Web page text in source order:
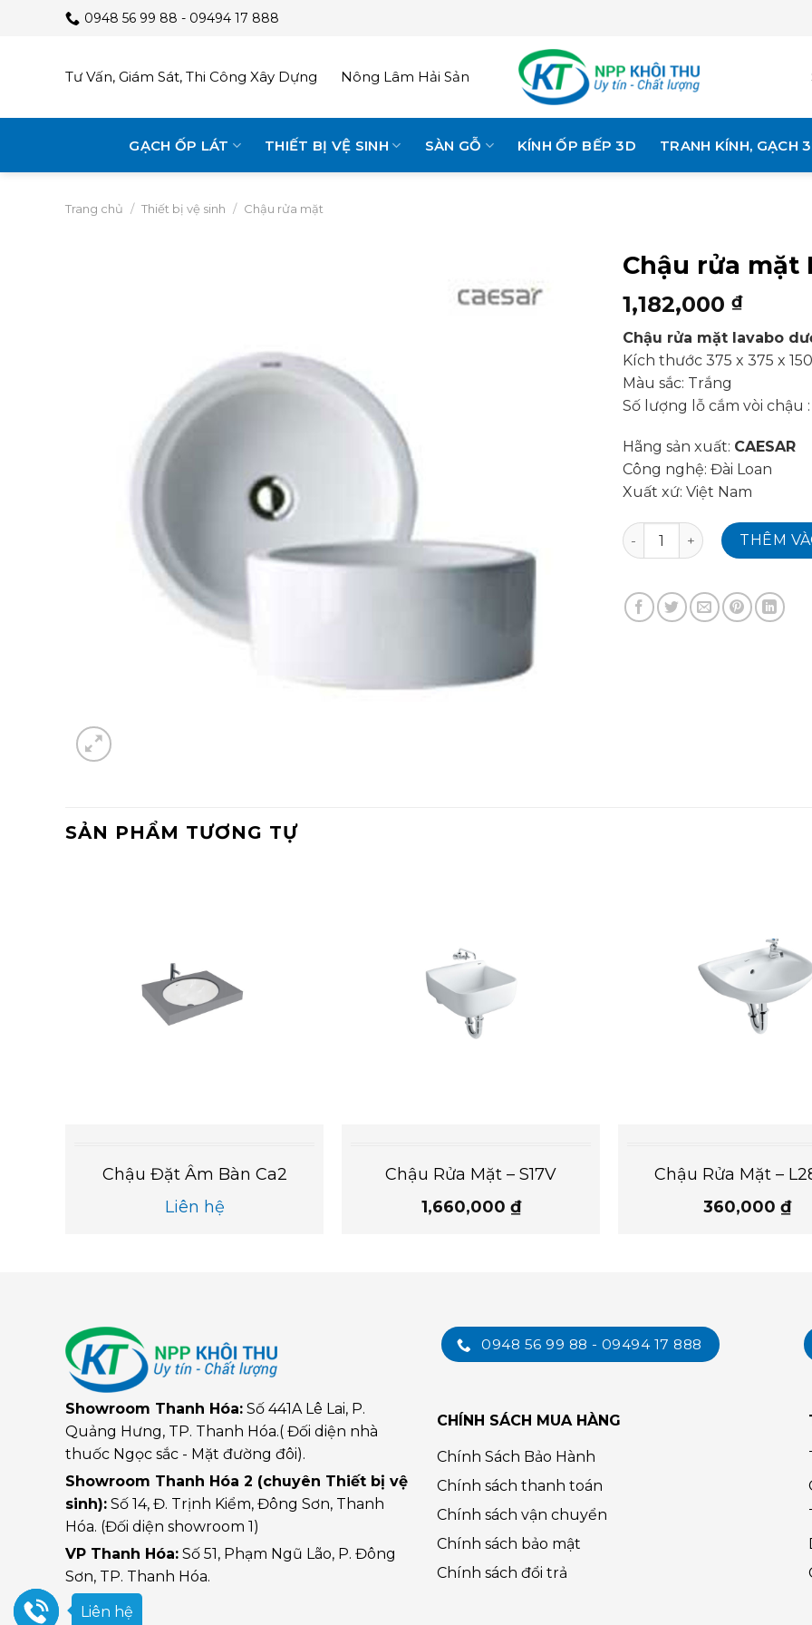
0948 56 99 88 - 09494 17 888
Tư Vấn, Giám Sát, Thi Công Xây Dựng Nông Lâm Hải Sản
GẠCH ỐP LÁT THIẾT BỊ VỆ SINH SÀN GỖ KÍNH ỐP BẾP 3D TRANH KÍNH, GẠCH
Trang chủ / Thiết bị vệ sinh / Chậu rửa mặt
Chậu rửa mặt
1,182,000 ₫
Chậu rửa mặt lavabo
Kích thước 375 x 375 x
Màu sắc: Trắng
Số lượng lỗ cắm vòi chậu :
Hãng sản xuất: CAESAR
Công nghệ: Đài Loan
Xuất xứ: Việt Nam
Chậu rửa mặt LF5232 số
THÊM
SẢN PHẨM TƯƠNG TỰ
Chậu Đặt Âm Bàn Ca2
Liên hệ
Chậu Rửa Mặt – S17V
1,660,000 ₫
Chậu Rửa Mặt –
360,000 ₫
0948 56 99 88 - 09494 17 888
Showroom Thanh Hóa: Số 441A Lê Lai, P.
Quảng Hưng, TP. Thanh Hóa.( Đối diện nhà
thuốc Ngọc sắc - Mặt đường đôi).
Showroom Thanh Hóa 2 (chuyên Thiết bị vệ
sinh): Số 14, Đ. Trịnh Kiểm, Đông Sơn, Thanh
Hóa. (Đối diện showroom 1)
VP Thanh Hóa: Số 51, Phạm Ngũ Lão, P. Đông
Sơn, TP. Thanh Hóa.
CHÍNH SÁCH MUA HÀNG
Chính Sách Bảo Hành
Chính sách thanh toán
Chính sách vận chuyển
Chính sách bảo mật
Chính sách đổi trả
Liên hệ